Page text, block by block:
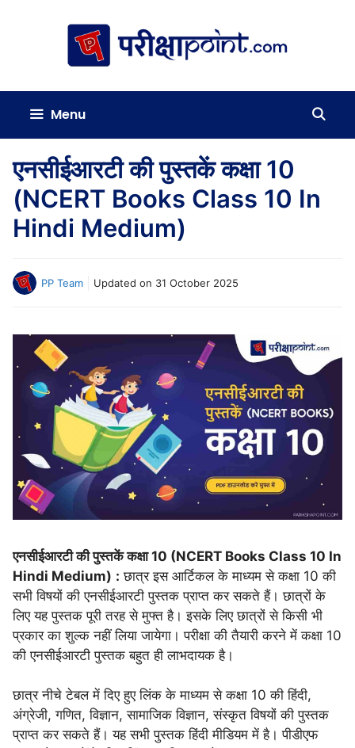
Menu
एनसीईआरटी की पुस्तकें कक्षा 10
(NCERT Books Class 10 In
Hindi Medium)
PP Team Updated on 31 October 2025
एनसीईआरटी की पुस्तकें कक्षा 10 (NCERT Books Class 10 In
Hindi Medium) : छात्र इस आर्टिकल के माध्यम से कक्षा 10 की
सभी विषयों की एनसीईआरटी पुस्तक प्राप्त कर सकते हैं। छात्रों के
लिए यह पुस्तक पूरी तरह से मुफ्त है। इसके लिए छात्रों से किसी भी
प्रकार का शुल्क नहीं लिया जायेगा। परीक्षा की तैयारी करने में कक्षा 10
की एनसीईआरटी पुस्तक बहुत ही लाभदायक है।
छात्र नीचे टेबल में दिए हुए लिंक के माध्यम से कक्षा 10 की हिंदी,
अंग्रेजी, गणित, विज्ञान, सामाजिक विज्ञान, संस्कृत विषयों की पुस्तक
प्राप्त कर सकते हैं। यह सभी पुस्तक हिंदी मीडियम में है। पीडीएफ